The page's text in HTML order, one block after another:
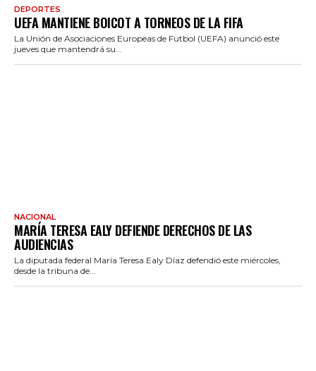
DEPORTES
UEFA MANTIENE BOICOT A TORNEOS DE LA FIFA
La Unión de Asociaciones Europeas de Futbol (UEFA) anunció este
jueves que mantendrá su...
NACIONAL
MARÍA TERESA EALY DEFIENDE DERECHOS DE LAS
AUDIENCIAS
La diputada federal María Teresa Ealy Díaz defendió este miércoles,
desde la tribuna de...